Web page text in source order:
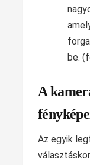
be.
A
Az egyik